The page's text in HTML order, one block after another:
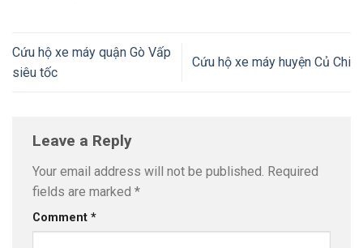
Cứu hộ xe máy quận Gò Vấp
siêu tốc
Cứu hộ xe máy huyện Củ Chi
Leave a Reply
Your email address will not be published. Required
fields are marked *
Comment *